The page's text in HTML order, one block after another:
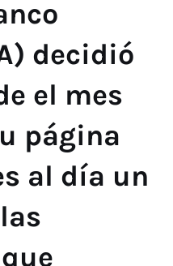
decidió
el mes
página
al día un